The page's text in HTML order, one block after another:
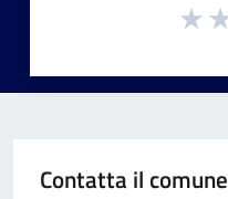
Contatta il comune